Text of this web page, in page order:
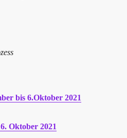
bis 6.Oktober 2021
Oktober 2021